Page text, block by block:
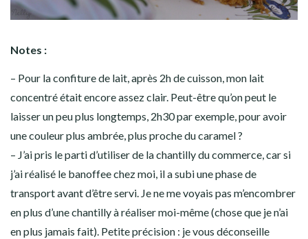
Notes :
– Pour la confiture de lait, après 2h de cuisson, mon lait
concentré était encore assez clair. Peut-être qu’on peut le
laisser un peu plus longtemps, 2h30 par exemple, pour avoir
une couleur plus ambrée, plus proche du caramel ?
– J’ai pris le parti d’utiliser de la chantilly du commerce, car si
j’ai réalisé le banoffee chez moi, il a subi une phase de
transport avant d’être servi. Je ne me voyais pas m’encombrer
en plus d’une chantilly à réaliser moi-même (chose que je n’ai
en plus jamais fait). Petite précision : je vous déconseille